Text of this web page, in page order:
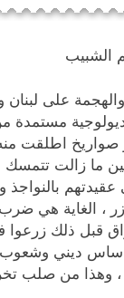
الشبيب
على لبنان
مستمدة
صواريخ اطلقت
ما زالت
بالنواجذ
، الغاية هي
قبل ذلك
ديني وشعوب
، وهذا من صلب